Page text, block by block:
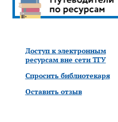
Доступ к электронным
ресурсам вне сети ТГУ
Спросить библиотекаря
Оставить отзыв